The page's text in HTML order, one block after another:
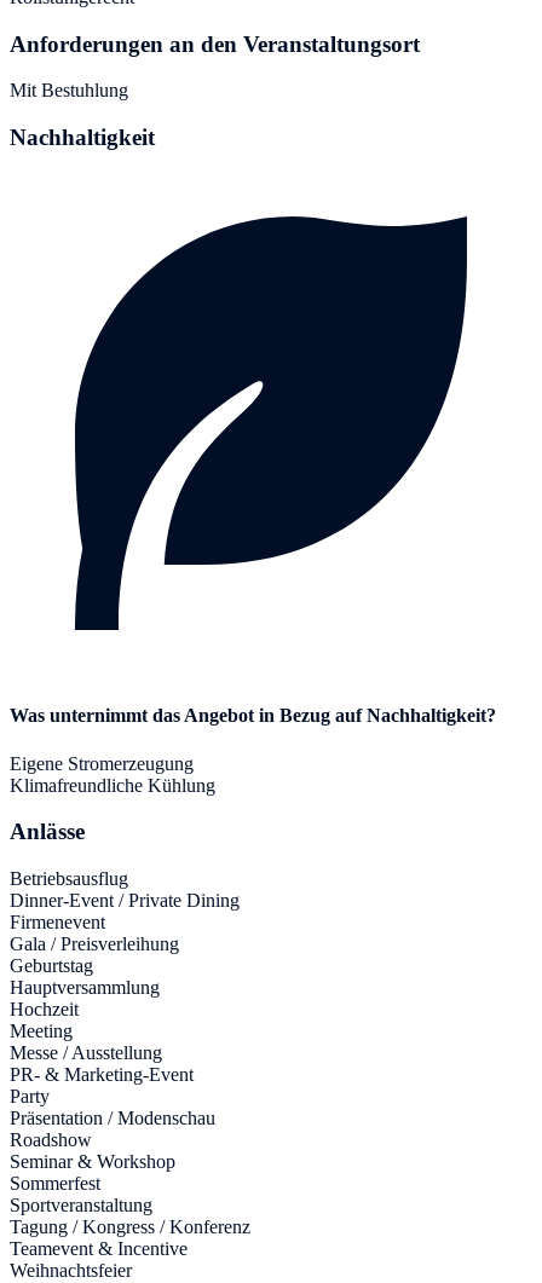
Anforderungen an den Veranstaltungsort
Mit Bestuhlung
Nachhaltigkeit
Was unternimmt das Angebot in Bezug auf Nachhaltigkeit?
Eigene Stromerzeugung
Klimafreundliche Kühlung
Anlässe
Betriebsausflug
Dinner-Event / Private Dining
Firmenevent
Gala / Preisverleihung
Geburtstag
Hauptversammlung
Hochzeit
Meeting
Messe / Ausstellung
PR- & Marketing-Event
Party
Präsentation / Modenschau
Roadshow
Seminar & Workshop
Sommerfest
Sportveranstaltung
Tagung / Kongress / Konferenz
Teamevent & Incentive
Weihnachtsfeier